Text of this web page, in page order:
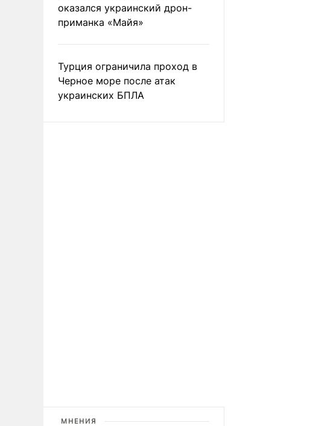
оказался украинский дрон-
приманка «Майя»
Турция ограничила проход в
Черное море после атак
украинских БПЛА
МНЕНИЯ